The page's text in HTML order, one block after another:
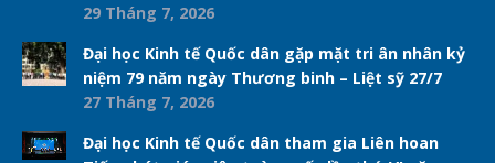
29 Tháng 7, 2026
Đại học Kinh tế Quốc dân gặp mặt tri ân nhân kỷ
niệm 79 năm ngày Thương binh – Liệt sỹ 27/7
27 Tháng 7, 2026
Đại học Kinh tế Quốc dân tham gia Liên hoan